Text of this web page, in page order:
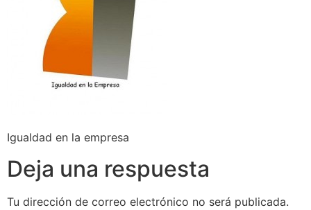
Igualdad en la empresa
Deja una respuesta
Tu dirección de correo electrónico no será publicada.